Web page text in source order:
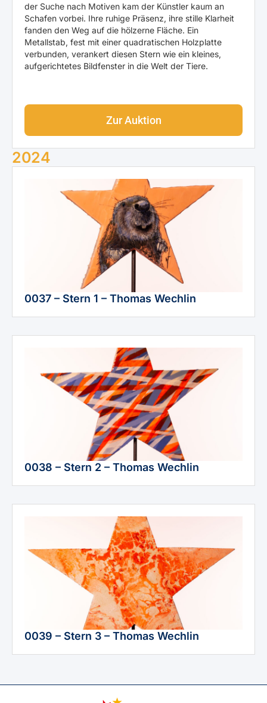
der Suche nach Motiven kam der Künstler kaum an
Schafen vorbei. Ihre ruhige Präsenz, ihre stille Klarheit
fanden den Weg auf die hölzerne Fläche. Ein
Metallstab, fest mit einer quadratischen Holzplatte
verbunden, verankert diesen Stern wie ein kleines,
aufgerichtetes Bildfenster in die Welt der Tiere.
Zur Auktion
2024
0037 – Stern 1 – Thomas Wechlin
0038 – Stern 2 – Thomas Wechlin
0039 – Stern 3 – Thomas Wechlin